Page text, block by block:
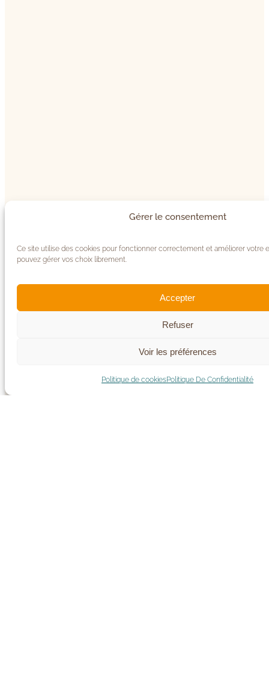
Gérer le consentement
Ce site utilise des cookies pour fonctionner correctement et améliorer votre
pouvez gérer vos choix librement.
Accepter
Refuser
Voir les préférences
Politique de cookiesPolitique De Confidentialité